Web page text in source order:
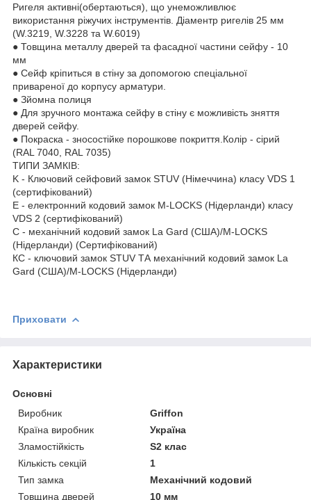
Ригеля активні(обертаються), що унеможливлює
використання ріжучих інструментів. Діаментр ригелів 25 мм
(W.3219, W.3228 та W.6019)
● Товщина металлу дверей та фасадної частини сейфу - 10
мм
● Сейф кріпиться в стіну за допомогою спеціальної
привареної до корпусу арматури.
● Зйомна полиця
● Для зручного монтажа сейфу в стіну є можливість зняття
дверей сейфу.
● Покраска - зносостійке порошкове покриття.Колір - сірий
(RAL 7040, RAL 7035)
ТИПИ ЗАМКІВ:
K - Ключовий сейфовий замок STUV (Німеччина) класу VDS 1
(сертифікований)
E - електронний кодовий замок M-LOCKS (Нідерланди) класу
VDS 2 (сертифікований)
C - механічний кодовий замок La Gard (США)/M-LOCKS
(Нідерланди) (Сертифікований)
КС - ключовий замок STUV ТА механічний кодовий замок La
Gard (США)/M-LOCKS (Нідерланди)
Приховати
Характеристики
Основні
Виробник
Griffon
Країна виробник
Україна
Зламостійкість
S2 клас
Кількість секцій
1
Тип замка
Механічний кодовий
Товщина дверей
10 мм